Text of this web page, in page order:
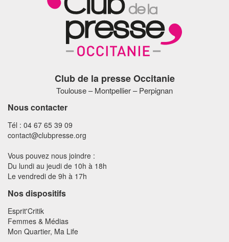
Club de la presse Occitanie
Toulouse – Montpellier – Perpignan
Nous contacter
Tél : 04 67 65 39 09
contact@clubpresse.org
Vous pouvez nous joindre :
Du lundi au jeudi de 10h à 18h
Le vendredi de 9h à 17h
Nos dispositifs
Esprit'Critik
Femmes & Médias
Mon Quartier, Ma Life